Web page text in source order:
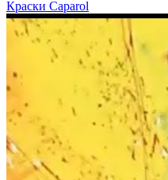
Краски Caparol